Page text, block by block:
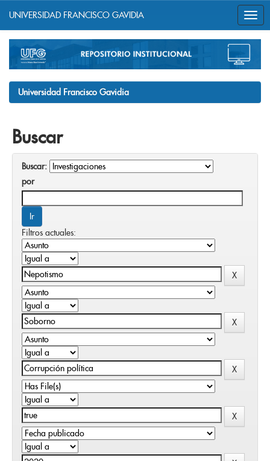
navigation
UNIVERSIDAD FRANCISCO GAVIDIA
Universidad Francisco Gavidia
Buscar
Buscar:
por
Filtros actuales: